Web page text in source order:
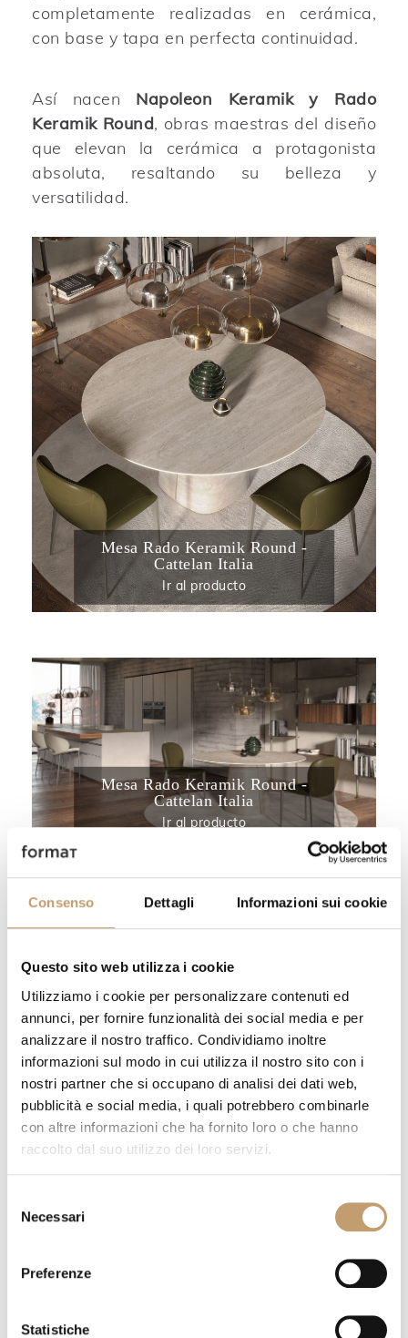
Consenso Dettagli Informazioni sui cookie
Questo sito web utilizza i cookie
Utilizziamo i cookie per personalizzare contenuti ed
annunci, per fornire funzionalità dei social media e per
analizzare il nostro traffico. Condividiamo inoltre
informazioni sul modo in cui utilizza il nostro sito con i
nostri partner che si occupano di analisi dei dati web,
pubblicità e social media, i quali potrebbero combinarle
con altre informazioni che ha fornito loro o che hanno
raccolto dal suo utilizzo dei loro servizi.
delNecessari
Preferenze
Statistiche
completamente realizadas en cerámica,
con base y tapa en perfecta continuidad.
Así nacen Napoleon Keramik y Rado
Keramik Round, obras maestras del diseño
que elevan la cerámica a protagonista
absoluta, resaltando su belleza y
versatilidad.
Mesa Rado Keramik Round -
Cattelan Italia
Ir al producto
Mesa Rado Keramik Round -
Cattelan Italia
Ir al producto
Sinuoso como el movimiento de las olas, la
Papel
madera.